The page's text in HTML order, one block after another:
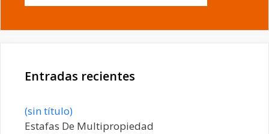
Entradas recientes
(sin título)Entrada
20198
Estafas De Multipropiedad